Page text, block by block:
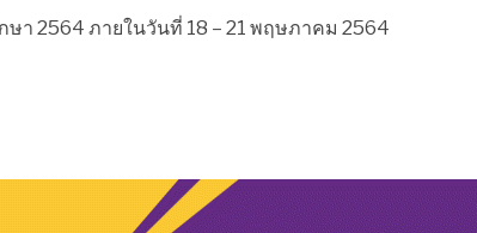
ษา 2564 ภายในวันที่ 18 – 21 พฤษภาคม 2564